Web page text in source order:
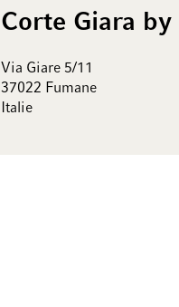
Corte Giara
Via Giare 5/11
37022 Fumane
Italie